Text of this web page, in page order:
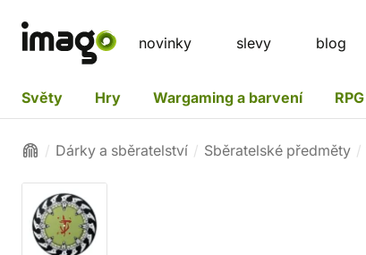
novinky slevy blog
Světy Hry Wargaming a barvení RPG
Dárky a sběratelství Sběratelské předměty